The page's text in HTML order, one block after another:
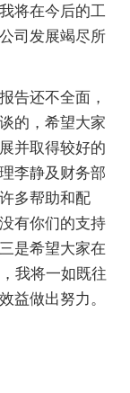
将在今后的工
司发展竭尽所
还不全面，
的，希望大家
并取得较好的
李静及财务部
多帮助和配
有你们的支持
是希望大家在
我将一如既往
益做出努力。